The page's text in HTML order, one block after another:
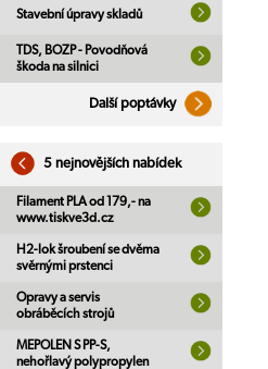
Stavební úpravy skladů
TDS, BOZP - Povodňová
škoda na silnici
Další poptávky
5 nejnovějších nabídek
Filament PLA od 179,- na
www.tiskve3d.cz
H2-lok šroubení se dvěma
svěrnými prstenci
Opravy a servis
obráběcích strojů
MEPOLEN S PP-S,
nehořlavý polypropylen